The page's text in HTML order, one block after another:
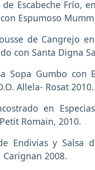
Escabeche Frío,
Espumoso
de Cangrejo
con Santa Digna
Sopa Gumbo con
Allela- Rosat 2010.
en
Romain, 2010.
Endivias y Salsa
Carignan 2008.